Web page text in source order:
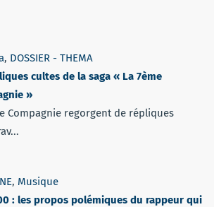
, DOSSIER - THEMA
cultes de la saga « La 7ème
»
Compagnie regorgent de répliques
, Musique
: les propos polémiques du rappeur qui